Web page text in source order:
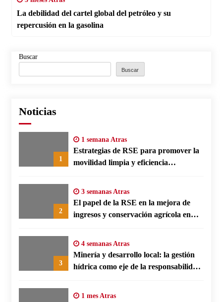
La debilidad del cartel global del petróleo y su
repercusión en la gasolina
Buscar
Buscar
Noticias
1
1 semana Atras
Estrategias de RSE para promover la
movilidad limpia y eficiencia
2
3 semanas Atras
El papel de la RSE en la mejora de
ingresos y conservación agrícola en
3
4 semanas Atras
Minería y desarrollo local: la gestión
hídrica como eje de la responsabilidad
1 mes Atras